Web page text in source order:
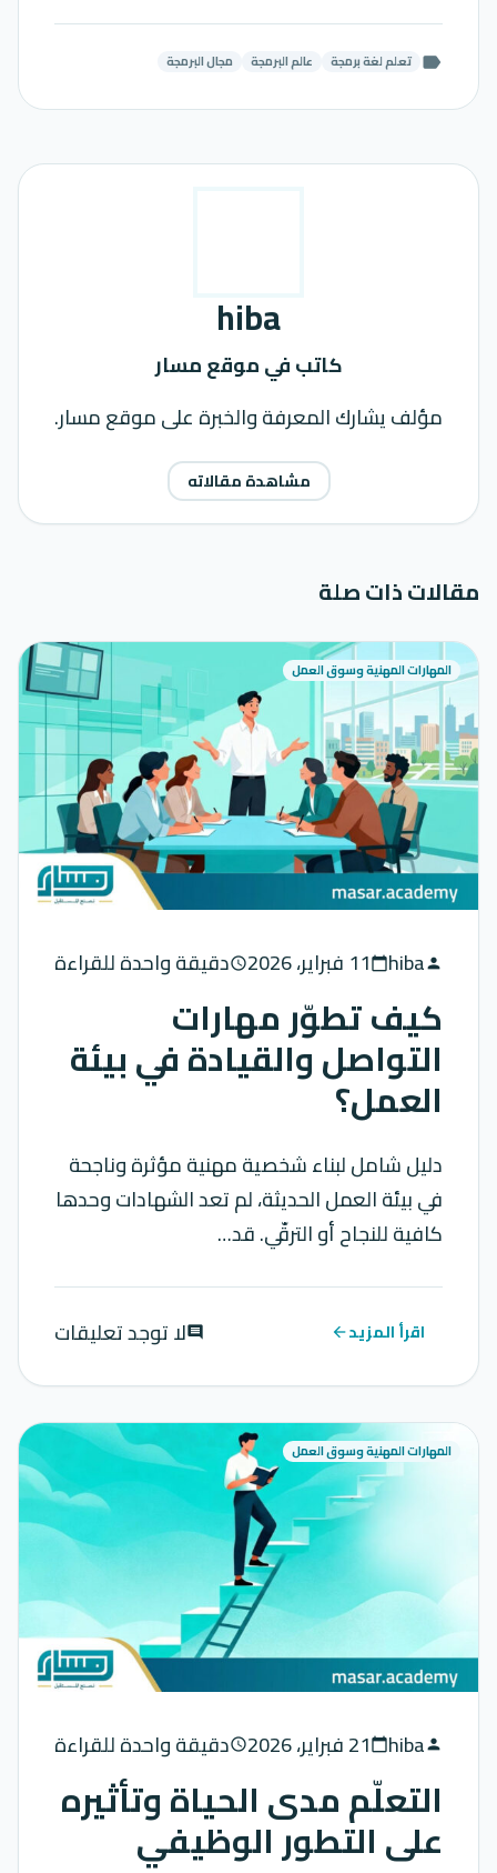
label تعلم لغة برمجة عالم البرمجة مجال البرمجة
hiba
كاتب في موقع مسار
مؤلف يشارك المعرفة والخبرة على موقع مسار.
مشاهدة مقالاته
مقالات ذات صلة
المهارات المهنية وسوق العمل
person
hiba
calendar_today11 فبراير، 2026 scheduleدقيقة واحدة للقراءة
كيف تطوّر مهارات
التواصل والقيادة في بيئة
العمل؟
دليل شامل لبناء شخصية مهنية مؤثرة وناجحة
في بيئة العمل الحديثة، لم تعد الشهادات وحدها
كافية للنجاح أو الترقّي. قد…
اقرأ المزيدarrow_back
commentلا توجد تعليقات
المهارات المهنية وسوق العمل
person
hiba
calendar_today21 فبراير، 2026 scheduleدقيقة واحدة للقراءة
التعلّم مدى الحياة وتأثيره
على التطور الوظيفي